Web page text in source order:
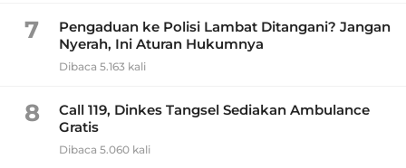
7
Pengaduan ke Polisi Lambat Ditangani? Jangan
Nyerah, Ini Aturan Hukumnya
Dibaca 5.163 kali
8
Call 119, Dinkes Tangsel Sediakan Ambulance
Gratis
Dibaca 5.060 kali